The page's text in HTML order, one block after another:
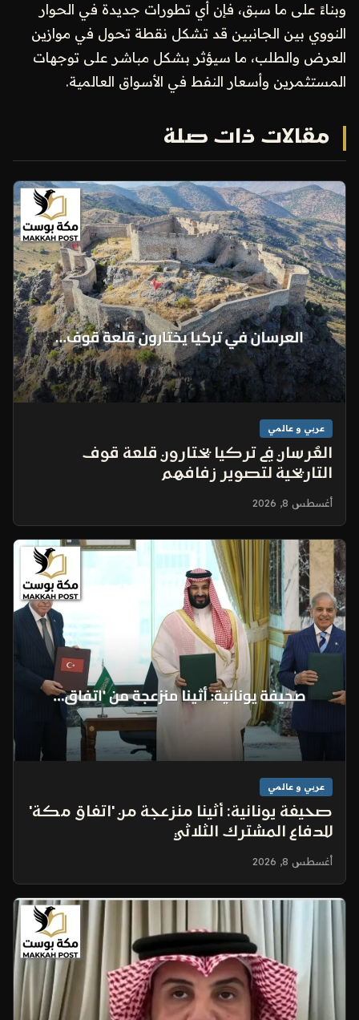
وبناءً على ما سبق، فإن أي تطورات جديدة في الحوار
النووي بين الجانبين قد تشكل نقطة تحول في موازين
العرض والطلب، ما سيؤثر بشكل مباشر على توجهات
المستثمرين وأسعار النفط في الأسواق العالمية.
مقالات ذات صلة
عربي و عالمي
العُرسان في تركيا يختارون قلعة قوف
التاريخية لتصوير زفافهم
أغسطس 8, 2026
عربي و عالمي
صحيفة يونانية: أثينا منزعجة من 'اتفاق مكة'
للدفاع المشترك الثلاثي
أغسطس 8, 2026